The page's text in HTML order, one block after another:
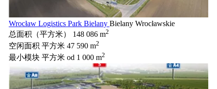
Wrocław Logistics Park Bielany Bielany Wrocławskie
总面积（平方米）
148 086 m2
空闲面积 平方米 47 590 m2
最小模块 平方米 od 1 000 m2